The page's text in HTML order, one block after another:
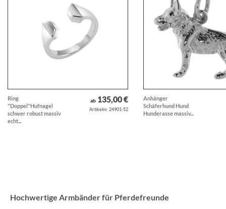
Ring
"Doppel"Hufnagel
schwer robust massiv
echt...
ab135,00 €
Artikelnr. 24901-52
Anhänger
Schäferhund Hund
Hunderasse massiv...
Hochwertige Armbänder für Pferdefreunde